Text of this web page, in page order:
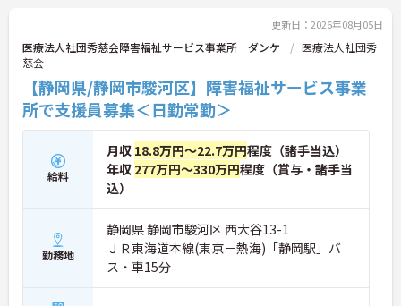
更新日：2026年08月05日
医療法人社団秀慈会障害福祉サービス事業所 ダンケ
医療法人社団秀
慈会
【静岡県/静岡市駿河区】障害福祉サービス事業
所で支援員募集＜日勤常勤＞
給料
月収 18.8万円～22.7万円程度（諸手当込）
年収 277万円～330万円程度（賞与・諸手当
込）
勤務地
静岡県 静岡市駿河区 西大谷13-1
ＪＲ東海道本線(東京－熱海)「静岡駅」バ
ス・車15分